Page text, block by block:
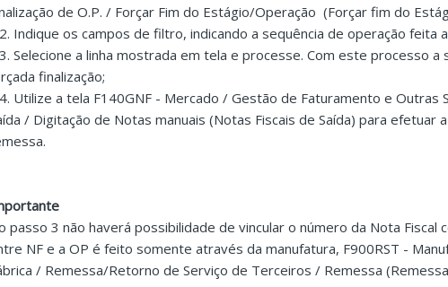
de O.P. / Forçar Fim do Estágio/Operação (Forçar fim do
Indique os campos de filtro, indicando a sequência de operação feita
Selecione a linha mostrada em tela e processe. Com este processo a
finalização;
Utilize a tela F140GNF - Mercado / Gestão de Faturamento e Outras
/ Digitação de Notas manuais (Notas Fiscais de Saída) para efetuar
passo 3 não haverá possibilidade de vincular o número da Nota Fiscal
NF e a OP é feito somente através da manufatura, F900RST -
/ Remessa/Retorno de Serviço de Terceiros / Remessa